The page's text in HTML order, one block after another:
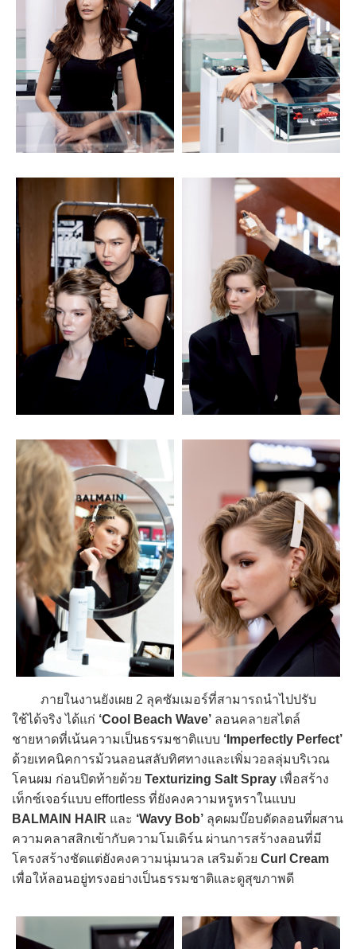
ภายในงานยังเผย 2 ลุคซัมเมอร์ที่สามารถนำไปปรับ
ใช้ได้จริง ได้แก่ ‘Cool Beach Wave’ ลอนคลายสไตล์
ชายหาดที่เน้นความเป็นธรรมชาติแบบ ‘Imperfectly Perfect’
ด้วยเทคนิคการม้วนลอนสลับทิศทางและเพิ่มวอลลุ่มบริเวณ
โคนผม ก่อนปิดท้ายด้วย Texturizing Salt Spray เพื่อสร้าง
เท็กซ์เจอร์แบบ effortless ที่ยังคงความหรูหราในแบบ
BALMAIN HAIR และ ‘Wavy Bob’ ลุคผมบ๊อบดัดลอนที่ผสาน
ความคลาสสิกเข้ากับความโมเดิร์น ผ่านการสร้างลอนที่มี
โครงสร้างชัดแต่ยังคงความนุ่มนวล เสริมด้วย Curl Cream
เพื่อให้ลอนอยู่ทรงอย่างเป็นธรรมชาติและดูสุขภาพดี